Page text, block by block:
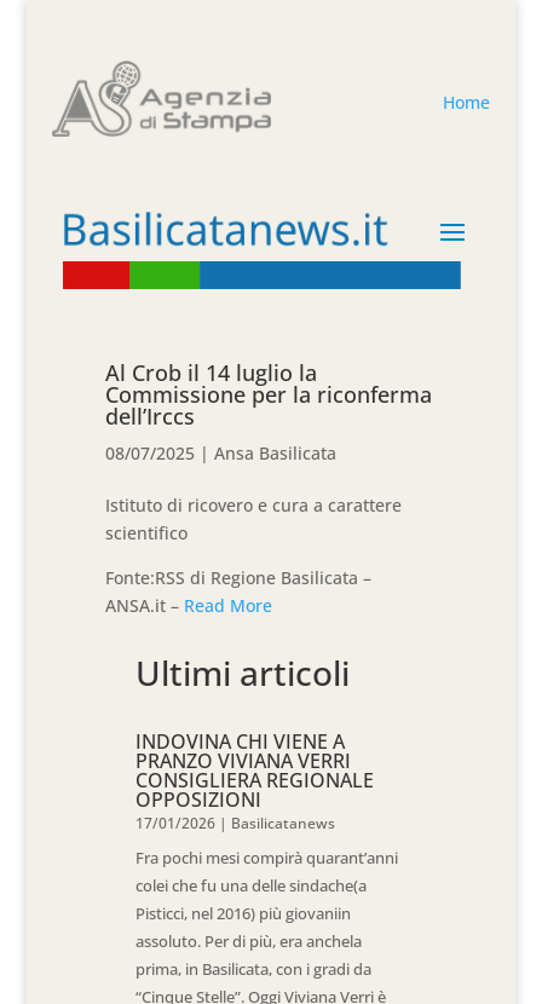
Home
Al Crob il 14 luglio la
Commissione per la riconferma
dell’Irccs
08/07/2025 |Ansa Basilicata
Istituto di ricovero e cura a carattere
scientifico
Fonte:RSS di Regione Basilicata –
ANSA.it – Read More
Ultimi articoli
INDOVINA CHI VIENE A
PRANZO VIVIANA VERRI
CONSIGLIERA REGIONALE
OPPOSIZIONI
17/01/2026 | Basilicatanews
Fra pochi mesi compirà quarant’anni
colei che fu una delle sindache(a
Pisticci, nel 2016) più giovaniin
assoluto. Per di più, era anchela
prima, in Basilicata, con i gradi da
“Cinque Stelle”. Oggi Viviana Verri è